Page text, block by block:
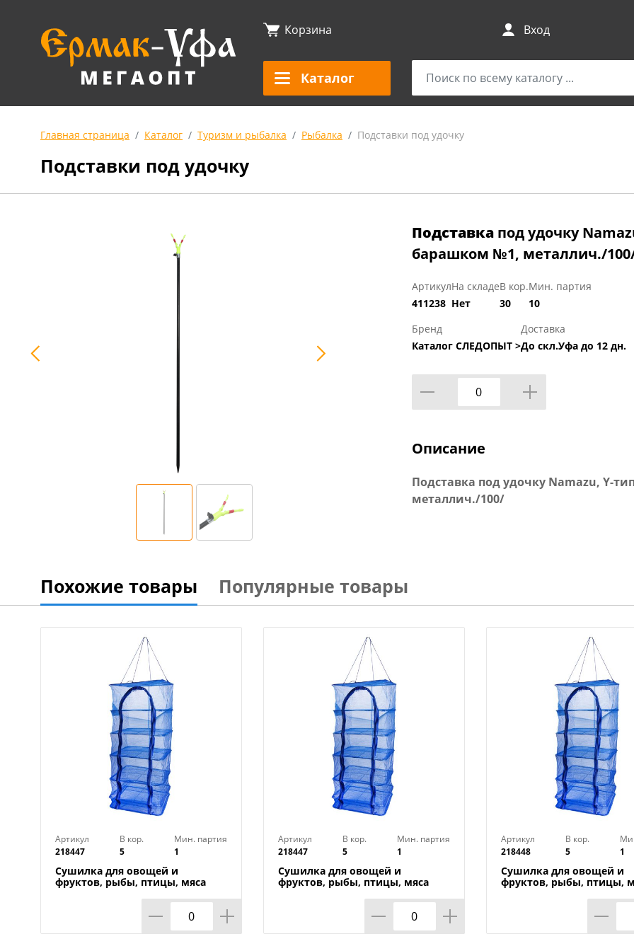
Корзина Вход
Каталог
Главная страница Каталог Туризм и рыбалка Рыбалка Подставки под удочку
Подставки под удочку
Подставка под удочку
барашком №1, металлич./
Артикул
411238
На складе
Нет
В кор.
30
Мин. партия
10
Бренд
Каталог СЛЕДОПЫТ >
Доставка
До скл.Уфа до 12 дн.
Описание
Подставка под удочку Namazu, Y-
металлич./100/
Похожие товары Популярные товары
Артикул
218447
В кор.
5
Мин. партия
1
Сушилка для овощей и
фруктов, рыбы, птицы, мяса
Артикул
218447
В кор.
5
Мин. партия
1
Сушилка для овощей и
фруктов, рыбы, птицы, мяса
Артикул
218448
В кор.
5
1
Сушилка для овощей и
фруктов, рыбы, птицы,